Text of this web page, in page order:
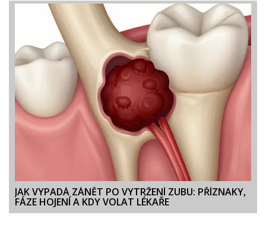
JAK VYPADÁ ZÁNĚT PO VYTRŽENÍ ZUBU: PŘÍZNAKY,
FÁZE HOJENÍ A KDY VOLAT LÉKAŘE